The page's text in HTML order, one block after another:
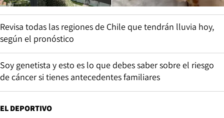
Revisa todas las regiones de Chile que tendrán lluvia hoy,
según el pronóstico
Soy genetista y esto es lo que debes saber sobre el riesgo
de cáncer si tienes antecedentes familiares
EL DEPORTIVO